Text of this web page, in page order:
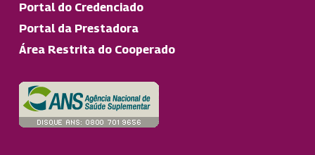
Portal do Credenciado
Portal da Prestadora
Área Restrita do Cooperado